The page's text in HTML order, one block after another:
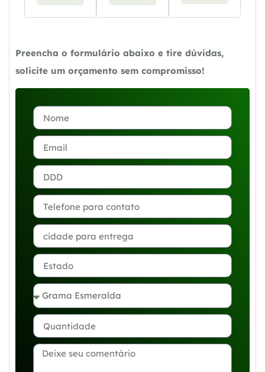
Preencha o formulário abaixo e tire dúvidas,
solicite um orçamento sem compromisso!